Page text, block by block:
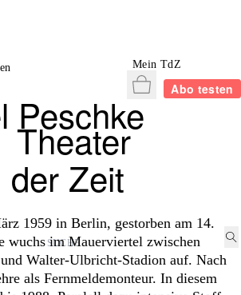
Mein TdZ
Warenkorb
Abo testen
Peschke
1959 in Berlin, gestorben am 14.
wuchs im Mauerviertel zwischen
Walter-Ulbricht-Stadion auf. Nach
als Fernmeldemonteur. In diesem